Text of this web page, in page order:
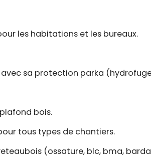
les habitations et les bureaux.
sa protection parka
bois.
tous types de chantiers.
(ossature, blc, bma,